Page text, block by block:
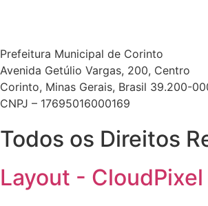
Prefeitura Municipal de Corinto
Avenida Getúlio Vargas, 200, Centro
Corinto, Minas Gerais, Brasil 39.200-
CNPJ – 17695016000169
Todos os Direitos
Layout - CloudPixel